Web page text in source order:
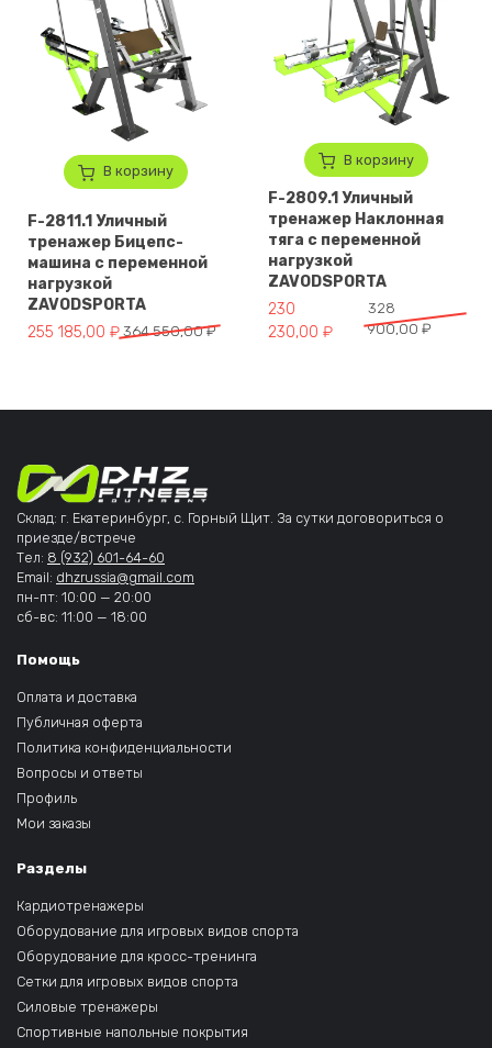
В корзину
F-2811.1 Уличный
тренажер Бицепс-
машина с переменной
нагрузкой
ZAVODSPORTA
364 550,00₽
Первоначальная цена составляла 364 550,00 ₽.
255 185,00 ₽
Текущая цена: 255 185,00 ₽.
В корзину
F-2809.1 Уличный
тренажер Наклонная
тяга с переменной
нагрузкой
ZAVODSPORTA
328
900,00 ₽
Первоначальная цена
230
230,00 ₽
Текущая цена: 230 230,00 ₽.
Склад: г. Екатеринбург, с. Горный Щит. За сутки договориться о
приезде/встрече
Тел: 8 (932) 601-64-60
Email: dhzrussia@gmail.com
пн-пт: 10:00 — 20:00
сб-вс: 11:00 — 18:00
Помощь
Оплата и доставка
Публичная оферта
Политика конфиденциальности
Вопросы и ответы
Профиль
Мои заказы
Разделы
Кардиотренажеры
Оборудование для игровых видов спорта
Оборудование для кросс-тренинга
Сетки для игровых видов спорта
Силовые тренажеры
Спортивные напольные покрытия